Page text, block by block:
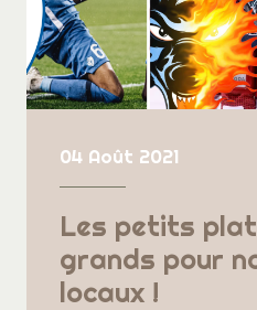
04 Août 2021
Les petits
grands pour
locaux !